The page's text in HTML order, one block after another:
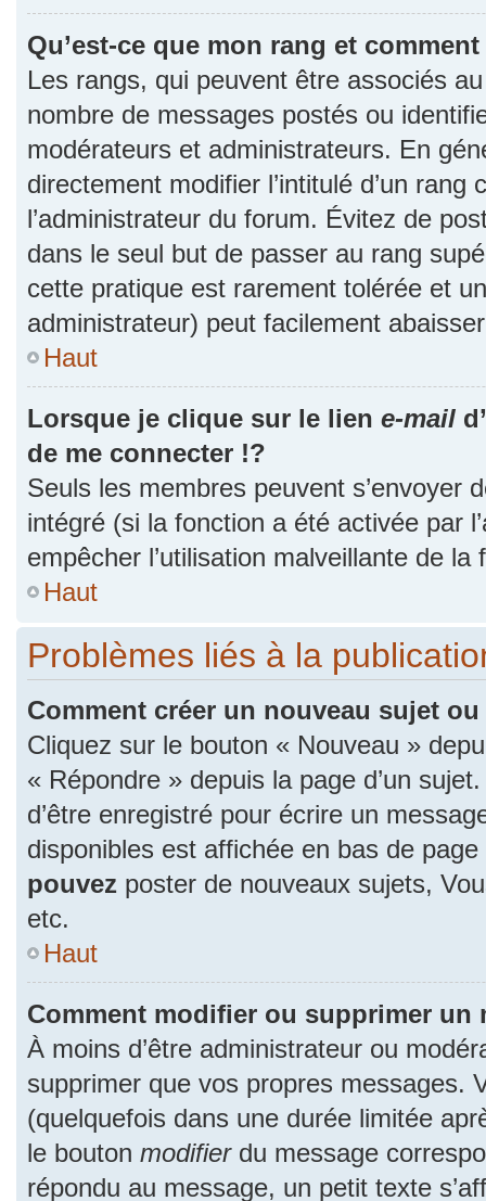
Qu’est-ce que mon rang et
Les rangs, qui peuvent être associés
nombre de messages postés ou
modérateurs et administrateurs. En
directement modifier l’intitulé d’un
l’administrateur du forum. Évitez de
dans le seul but de passer au rang
cette pratique est rarement tolérée et
administrateur) peut facilement
Haut
Lorsque je clique sur le lien e-mail
de me connecter !?
Seuls les membres peuvent s’envoyer
intégré (si la fonction a été activée par
empêcher l’utilisation malveillante de
Haut
Problèmes liés à la
Comment créer un nouveau sujet
Cliquez sur le bouton « Nouveau »
« Répondre » depuis la page d’un
d’être enregistré pour écrire un
disponibles est affichée en bas de
pouvez poster de nouveaux sujets,
etc.
Haut
Comment modifier ou supprimer un
À moins d’être administrateur ou
supprimer que vos propres messages.
(quelquefois dans une durée limitée
le bouton modifierdu message
répondu au message, un petit texte